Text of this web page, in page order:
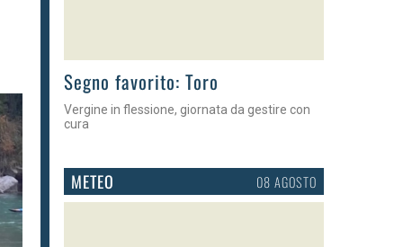
>
Segno favorito: Toro
Vergine in flessione, giornata da gestire con
cura
METEO 08 AGOSTO